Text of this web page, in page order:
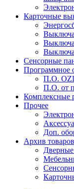
Карточные
Сенсорные
Программное
П.О.
П.О. от
Комплексные
Прочее
Доп.
Архив товаров